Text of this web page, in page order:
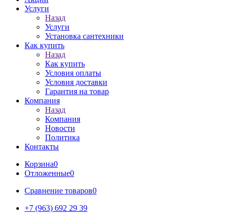
Услуги
Назад
Услуги
Установка сантехники
Как купить
Назад
Как купить
Условия оплаты
Условия доставки
Гарантия на товар
Компания
Назад
Компания
Новости
Политика
Контакты
Корзина0
Отложенные0
Сравнение товаров0
+7 (963) 692 29 39